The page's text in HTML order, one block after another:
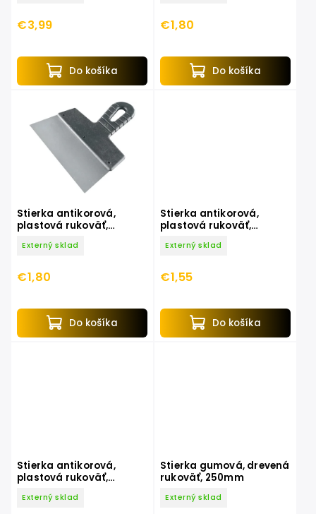
€3,99
Do košíka
€1,80
Do košíka
Stierka antikorová,
plastová rukoväť,
Externý sklad
€1,80
Do košíka
Stierka antikorová,
plastová rukoväť,
Externý sklad
€1,55
Do košíka
Stierka antikorová,
plastová rukoväť,
Externý sklad
Stierka gumová, drevená
rukoväť, 250mm
Externý sklad